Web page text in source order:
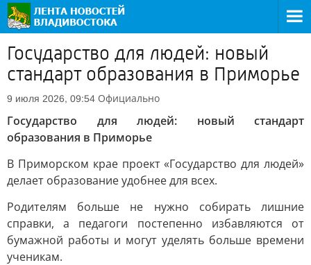
Государство для людей: новый
стандарт образования в Приморье
9 июля 2026, 09:54 Официально
Государство для людей: новый стандарт
образования в Приморье
В Приморском крае проект «Государство для людей»
делает образование удобнее для всех.
Родителям больше не нужно собирать лишние
справки, а педагоги постепенно избавляются от
бумажной работы и могут уделять больше времени
ученикам.